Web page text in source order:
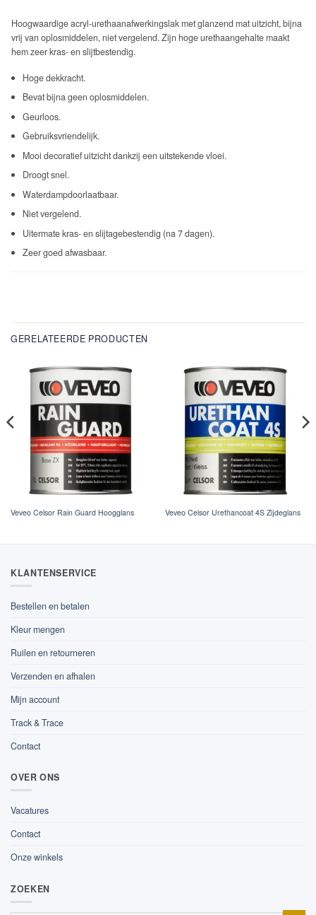
Hoogwaardige acryl-urethaanafwerkingslak met glanzend mat uitzicht, bijna
vrij van oplosmiddelen, niet vergelend. Zijn hoge urethaangehalte maakt
hem zeer kras- en slijtbestendig.
Hoge dekkracht.
Bevat bijna geen oplosmiddelen.
Geurloos.
Gebruiksvriendelijk.
Mooi decoratief uitzicht dankzij een uitstekende vloei.
Droogt snel.
Waterdampdoorlaatbaar.
Niet vergelend.
Uitermate kras- en slijtagebestendig (na 7 dagen).
Zeer goed afwasbaar.
GERELATEERDE PRODUCTEN
Veveo Celsor Rain Guard Hoogglans Veveo Celsor Urethancoat 4S Zijdeglans
KLANTENSERVICE
Bestellen en betalen
Kleur mengen
Ruilen en retourneren
Verzenden en afhalen
Mijn account
Track & Trace
Contact
OVER ONS
Vacatures
Contact
Onze winkels
ZOEKEN